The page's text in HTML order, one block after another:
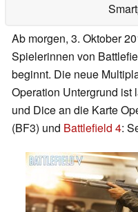
Ab morgen, 3. Oktober
Spielerinnen von
beginnt. Die neue
Operation Untergrund ist
und Dice an die Karte
(BF3) und Battlefield 4: